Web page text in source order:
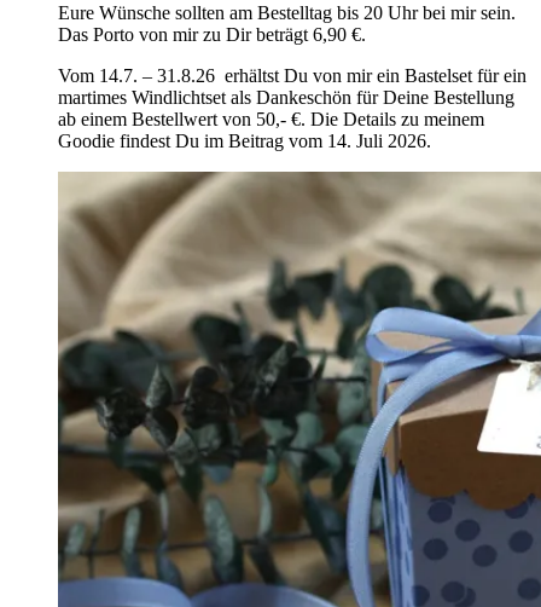
Eure Wünsche sollten am Bestelltag bis 20 Uhr bei mir sein.
Das Porto von mir zu Dir beträgt 6,90 €.
Vom 14.7. – 31.8.26 erhältst Du von mir ein Bastelset für ein
martimes Windlichtset als Dankeschön für Deine Bestellung
ab einem Bestellwert von 50,- €. Die Details zu meinem
Goodie findest Du im Beitrag vom 14. Juli 2026.